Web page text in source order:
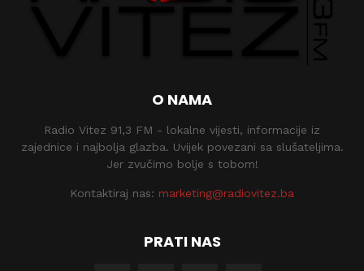
O NAMA
Radio Vitez 91,3 FM - lokalne vijesti, informacije iz
zajednice i najbolja glazba. Uvijek povezani sa slušateljima.
Jer zvučimo bolje s tobom!
Kontaktiraj nas: marketing@radiovitez.ba
PRATI NAS